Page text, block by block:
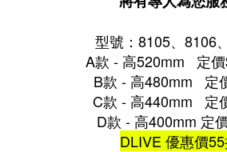
型號：8105、8106
A款 - 高520mm 定
B款 - 高480mm 定
C款 - 高440mm 定
D款 - 高400mm 定
DLIVE 優惠價